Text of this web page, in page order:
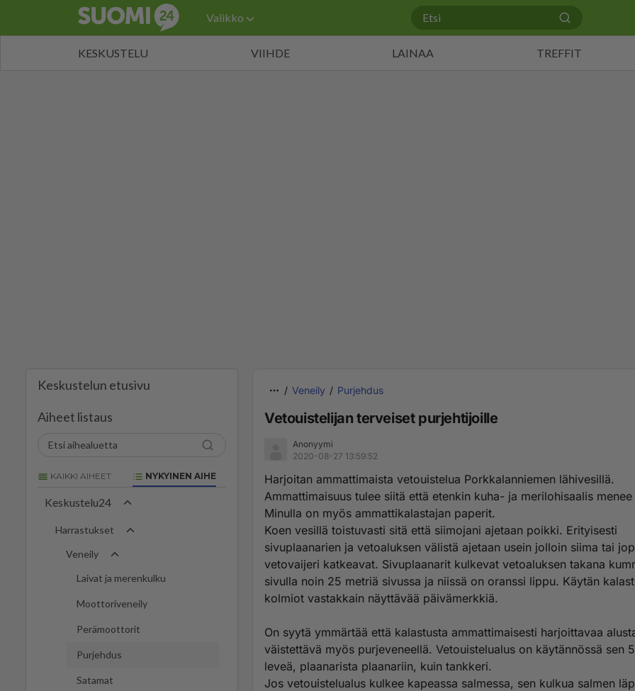
Valikko
KESKUSTELU VIIHDE LAINAA TREFFIT
Keskustelun etusivu
Aiheet listaus
KAIKKI AIHEET NYKYINEN AIHE
Keskustelu24
Harrastukset
Veneily
Laivat ja merenkulku
Moottoriveneily
Perämoottorit
Purjehdus
Satamat
Veneily Purjehdus
Vetouistelijan terveiset purjehtijoille
Anonyymi
2020-08-27 13:59:52
Harjoitan ammattimaista vetouistelua Porkkalanniemen lähivesillä.
Ammattimaisuus tulee siitä että etenkin kuha- ja merilohisaalis
Minulla on myös ammattikalastajan paperit.
Koen vesillä toistuvasti sitä että siimojani ajetaan poikki. Erityisesti
sivuplaanarien ja vetoaluksen välistä ajetaan usein jolloin siima tai
vetovaijeri katkeavat. Sivuplaanarit kulkevat vetoaluksen takana
sivulla noin 25 metriä sivussa ja niissä on oranssi lippu. Käytän
kolmiot vastakkain näyttävää päivämerkkiä.
On syytä ymmärtää että kalastusta ammattimaisesti harjoittavaa
väistettävä myös purjeveneellä. Vetouistelualus on käytännössä sen
leveä, plaanarista plaanariin, kuin tankkeri.
Jos vetouistelualus kulkee kapeassa salmessa, sen kulkua salmen